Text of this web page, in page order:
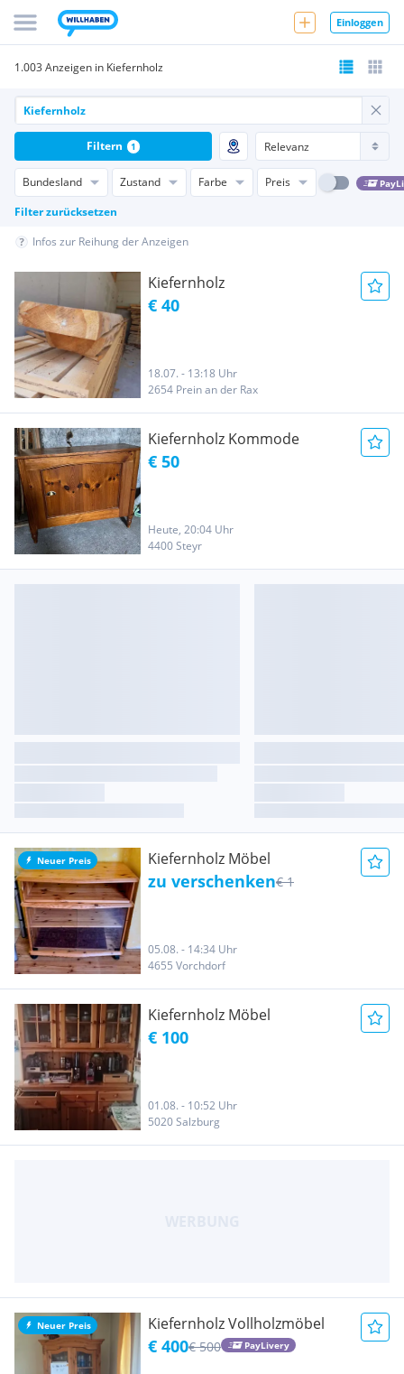
Einloggen
1.003 Anzeigen in Kiefernholz
Bundesland Zustand Farbe Preis
Filter zurücksetzen
Filtern 1
Infos zur Reihung der Anzeigen
Kiefernholz
€ 40
18.07. - 13:18 Uhr
2654 Prein an der Rax
Kiefernholz Kommode
€ 50
Heute, 20:04 Uhr
4400 Steyr
Neuer Preis Kiefernholz Möbel
zu verschenken€ 1
05.08. - 14:34 Uhr
4655 Vorchdorf
Kiefernholz Möbel
€ 100
01.08. - 10:52 Uhr
5020 Salzburg
Neuer Preis Kiefernholz Vollholzmöbel
€ 400€ 500 PayLivery